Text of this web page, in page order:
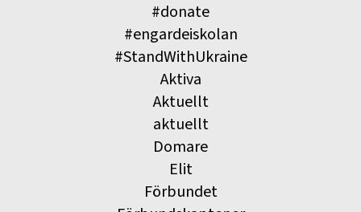
#donate
#engardeiskolan
#StandWithUkraine
Aktiva
Aktuellt
aktuellt
Domare
Elit
Förbundet